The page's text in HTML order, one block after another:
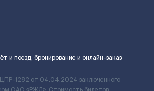
и поезд, бронирование и онлайн-заказ
1282 от 04.04.2024 заключенного